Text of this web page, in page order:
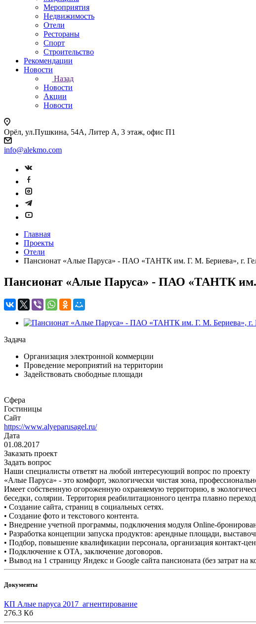
Мероприятия
Недвижимость
Отели
Рестораны
Спорт
Строительство
Рекомендации
Новости
Назад
Новости
Акции
Новости
Орёл, ул.Пушкина, 54А, Литер А, 3 этаж, офис П1
info@alekmo.com
Главная
Проекты
Отели
Пансионат «Алые Паруса» - ПАО «ТАНТК им. Г. М. Бериева», г.
Пансионат «Алые Паруса» - ПАО «ТАНТК им.
Задача
Организация электронной коммерции
Проведение мероприятий на территории
Задействовать свободные площади
Сфера
Гостиницы
Сайт
https://www.alyeparusagel.ru/
Дата
01.08.2017
Заказать проект
Задать вопрос
Наши специалисты ответят на любой интересующий вопрос по проекту
«Алые Паруса» - это комфорт, экологически чистая зона,
Имеет собственную огороженную охраняемую территорию, в
беседки, солярии. Территория реабилитационного центра плавно
• Создание сайта, страниц в социальных сетях.
• Создание фото и текстового контента.
• Внедрение учетной программы, подключения модуля Online-
• Разработка концепции запуска продуктов: арендные площади,
• Подбор, повышение квалификации персонала, организация контакт-
• Подключение к ОТА, заключение договоров.
• Вывод на 1 страницу Яндекс и Google сайта пансионата (без затрат на
Документы
КП Алые паруса 2017_агнентирование
276.3 Кб